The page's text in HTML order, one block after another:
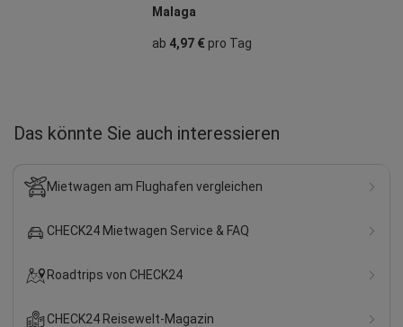
Malaga
ab 4,97 €pro Tag
Das könnte Sie auch interessieren
Mietwagen am Flughafen vergleichen
CHECK24 Mietwagen Service & FAQ
Roadtrips von CHECK24
CHECK24 Reisewelt-Magazin